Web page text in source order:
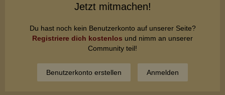
Jetzt mitmachen!
Du hast noch kein Benutzerkonto auf unserer Seite?
Registriere dich kostenlos und nimm an unserer
Community teil!
Benutzerkonto erstellen Anmelden